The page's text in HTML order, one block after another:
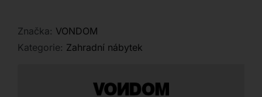
Značka: VONDOM
Kategorie: Zahradní nábytek